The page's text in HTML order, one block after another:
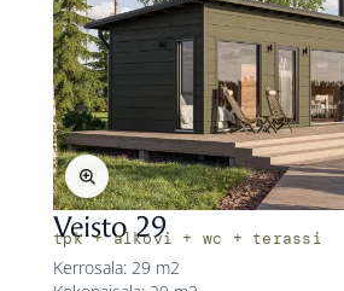
Veisto 29
tpk + alkovi + wc + terassi
Kerrosala: 29 m2